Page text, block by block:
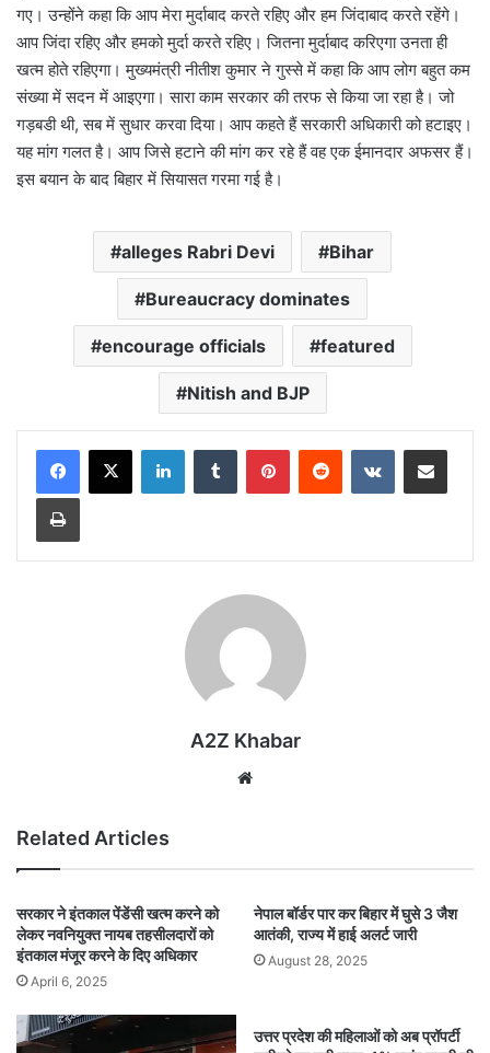
गए। उन्होंने कहा कि आप मेरा मुर्दाबाद करते रहिए और हम जिंदाबाद करते रहेंगे।
आप जिंदा रहिए और हमको मुर्दा करते रहिए। जितना मुर्दाबाद करिएगा उनता ही
खत्म होते रहिएगा। मुख्यमंत्री नीतीश कुमार ने गुस्से में कहा कि आप लोग बहुत कम
संख्या में सदन में आइएगा। सारा काम सरकार की तरफ से किया जा रहा है। जो
गड़बडी थी, सब में सुधार करवा दिया। आप कहते हैं सरकारी अधिकारी को हटाइए।
यह मांग गलत है। आप जिसे हटाने की मांग कर रहे हैं वह एक ईमानदार अफसर हैं।
इस बयान के बाद बिहार में सियासत गरमा गई है।
alleges Rabri Devi Bihar
Bureaucracy dominates
encourage officials featured
Nitish and BJP
LinkedInTumblr PinterestReddit VKontakteShare via Email
Print
A2Z Khabar
Related Articles
सरकार ने इंतकाल पेंडेंसी खत्म करने को
लेकर नवनियुक्त नायब तहसीलदारों को
इंतकाल मंजूर करने के दिए अधिकार
April 6, 2025
नेपाल बॉर्डर पार कर बिहार में घुसे 3 जैश
आतंकी, राज्य में हाई अलर्ट जारी
August 28, 2025
उत्तर प्रदेश की महिलाओं को अब प्रॉपर्टी